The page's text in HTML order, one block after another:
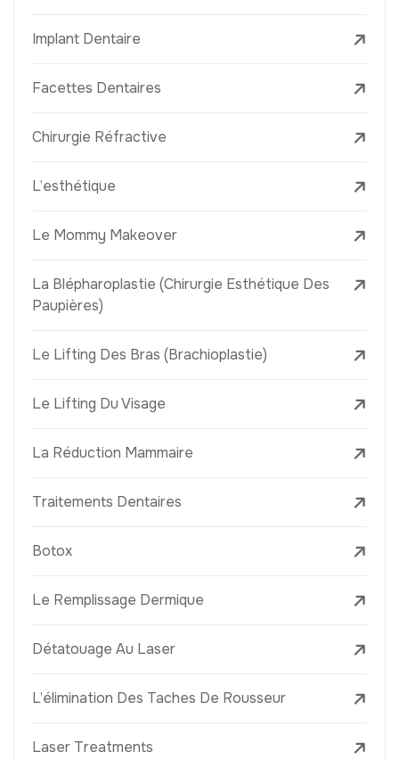
Implant Dentaire
Facettes Dentaires
Chirurgie Réfractive
L’esthétique
Le Mommy Makeover
La Blépharoplastie (Chirurgie Esthétique Des
Paupières)
Le Lifting Des Bras (Brachioplastie)
Le Lifting Du Visage
La Réduction Mammaire
Traitements Dentaires
Botox
Le Remplissage Dermique
Détatouage Au Laser
L’élimination Des Taches De Rousseur
Laser Treatments